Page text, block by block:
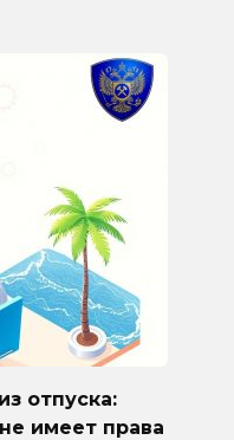
отпуска:
имеет права